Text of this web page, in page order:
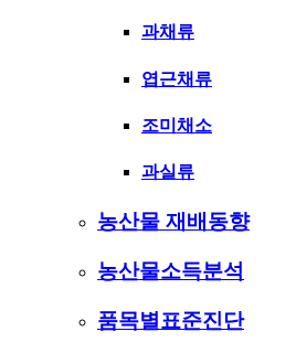
과채류
엽근채류
조미채소
과실류
농산물 재배동향
농산물소득분석
품목별표준진단